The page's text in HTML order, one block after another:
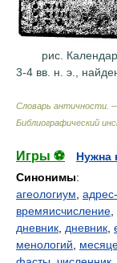
рис.
3-4 вв. н. э.,
Словарь античности.
Библиографический
Игры ⚽
Нужна
Синонимы:
агеологиум
времяисчисление
дневник дневник
менологий